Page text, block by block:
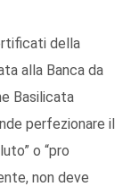
della
alla Banca da
Basilicata
perfezionare il
o “pro
non deve